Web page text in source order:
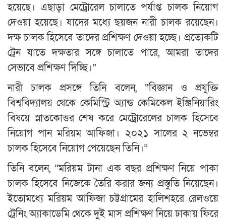
হয়েছে। এছাড়া মেট্রোরেল চালাতে পর্যাপ্ত চালক নিয়োগ
দেওয়া হয়েছে। যাদের মধ্যে ছয়জন নারী চালক রয়েছেন।
দক্ষ চালক হিসেবে তাদের প্রশিক্ষণ দেওয়া হচ্ছে। প্রত্যেকটি
ট্রেন যাতে দক্ষতার সঙ্গে চালাতে পারে, আমরা তাদের
সেভাবে প্রশিক্ষণ দিচ্ছি।”
নারী চালক প্রসঙ্গে তিনি বলেন, “বিজ্ঞান ও প্রযুক্তি
বিশ্ববিদ্যালয় থেকে কেমিস্ট্রি অ্যান্ড কেমিকেল ইঞ্জিনিয়ারিং
বিষয়ে স্নাতকোত্তর শেষ করে মেট্রোরেলের চালক হিসেবে
নিয়োগ পান মরিয়ম আফিজা। ২০২১ সালের ২ নভেম্বর
চালক হিসেবে নিয়োগ পেয়েছেন তিনি।”
তিনি বলেন, “মরিয়ম টানা এক বছর প্রশিক্ষণ নিয়ে পাকা
চালক হিসেবে নিজেকে তৈরি করার জন্য প্রস্তুতি নিয়েছেন।
ইতোমধ্যে মরিয়ম আফিজা চট্টগ্রামের হালিশহরে রেলওয়ে
ট্রেনিং অ্যাকাডেমি থেকে দুই মাস প্রশিক্ষণ নিয়ে ঢাকায় ফিরে